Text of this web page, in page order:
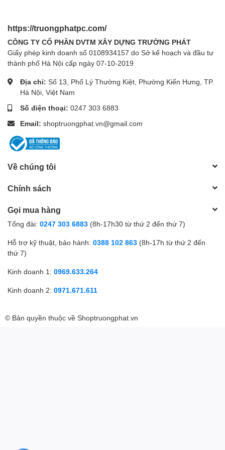
https://truongphatpc.com/
CÔNG TY CỔ PHẦN DVTM XÂY DỰNG TRƯỜNG PHÁT
Giấy phép kinh doanh số 0108934157 do Sở kế hoạch và đầu tư
thành phố Hà Nội cấp ngày 07-10-2019
Địa chỉ: Số 13, Phố Lý Thường Kiệt, Phường Kiến Hưng, TP.
Hà Nội, Việt Nam
Số điện thoại: 0247 303 6883
Email: shoptruongphat.vn@gmail.com
Về chúng tôi
Chính sách
Gọi mua hàng
Tổng đài: 0247 303 6883 (8h-17h30 từ thứ 2 đến thứ 7)
Hỗ trợ kỹ thuật, bảo hành: 0388 102 863 (8h-17h từ thứ 2 đến
thứ 7)
Kinh doanh 1: 0969.633.264
Kinh doanh 2: 0971.671.611
© Bản quyền thuộc về Shoptruongphat.vn